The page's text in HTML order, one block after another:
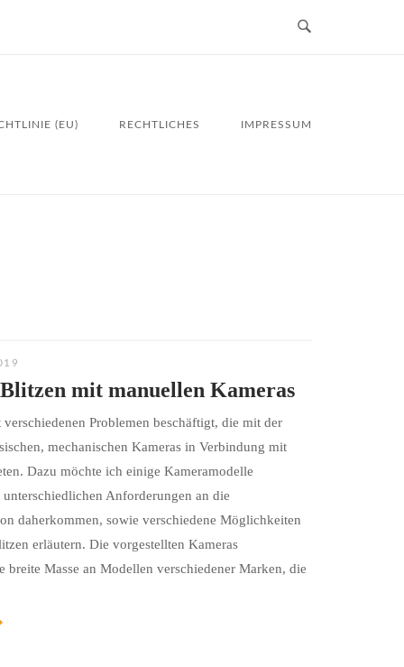
(EU) RECHTLICHES IMPRESSUM
mit manuellen Kameras
Problemen beschäftigt, die mit der
mechanischen Kameras in Verbindung mit
Dazu möchte ich einige Kameramodelle
Anforderungen an die
daherkommen, sowie verschiedene Möglichkeiten
erläutern. Die vorgestellten Kameras
breite Masse an Modellen verschiedener Marken, die